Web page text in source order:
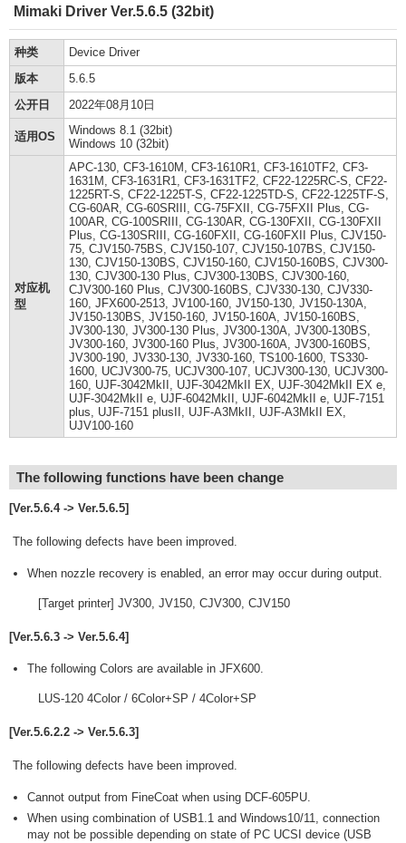
Mimaki Driver Ver.5.6.5 (32bit)
种类
Device Driver
版本
5.6.5
公开日
2022年08月10日
适用OS
Windows 8.1 (32bit)
Windows 10 (32bit)
对应机
型
APC-130, CF3-1610M, CF3-1610R1, CF3-1610TF2, CF3-
1631M, CF3-1631R1, CF3-1631TF2, CF22-1225RC-S, CF22-
1225RT-S, CF22-1225T-S, CF22-1225TD-S, CF22-1225TF-S,
CG-60AR, CG-60SRIII, CG-75FXII, CG-75FXII Plus, CG-
100AR, CG-100SRIII, CG-130AR, CG-130FXII, CG-130FXII
Plus, CG-130SRIII, CG-160FXII, CG-160FXII Plus, CJV150-
75, CJV150-75BS, CJV150-107, CJV150-107BS, CJV150-
130, CJV150-130BS, CJV150-160, CJV150-160BS, CJV300-
130, CJV300-130 Plus, CJV300-130BS, CJV300-160,
CJV300-160 Plus, CJV300-160BS, CJV330-130, CJV330-
160, JFX600-2513, JV100-160, JV150-130, JV150-130A,
JV150-130BS, JV150-160, JV150-160A, JV150-160BS,
JV300-130, JV300-130 Plus, JV300-130A, JV300-130BS,
JV300-160, JV300-160 Plus, JV300-160A, JV300-160BS,
JV300-190, JV330-130, JV330-160, TS100-1600, TS330-
1600, UCJV300-75, UCJV300-107, UCJV300-130, UCJV300-
160, UJF-3042MkII, UJF-3042MkII EX, UJF-3042MkII EX e,
UJF-3042MkII e, UJF-6042MkII, UJF-6042MkII e, UJF-7151
plus, UJF-7151 plusII, UJF-A3MkII, UJF-A3MkII EX,
UJV100-160
The following functions have been change
[Ver.5.6.4 -> Ver.5.6.5]
The following defects have been improved.
When nozzle recovery is enabled, an error may occur during output.
[Target printer] JV300, JV150, CJV300, CJV150
[Ver.5.6.3 -> Ver.5.6.4]
The following Colors are available in JFX600.
LUS-120 4Color / 6Color+SP / 4Color+SP
[Ver.5.6.2.2 -> Ver.5.6.3]
The following defects have been improved.
Cannot output from FineCoat when using DCF-605PU.
When using combination of USB1.1 and Windows10/11, connection
may not be possible depending on state of PC UCSI device (USB